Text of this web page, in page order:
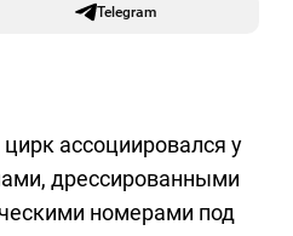
Telegram
ассоциировался у
дрессированными
номерами под